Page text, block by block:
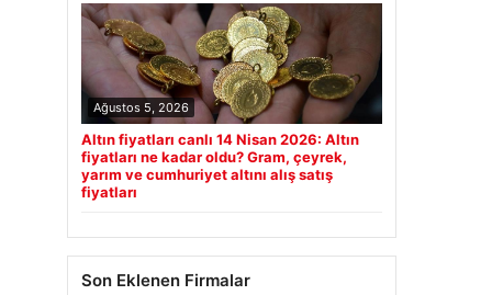
Ağustos 5, 2026
Altın fiyatları canlı 14 Nisan 2026: Altın
fiyatları ne kadar oldu? Gram, çeyrek,
yarım ve cumhuriyet altını alış satış
fiyatları
Son Eklenen Firmalar